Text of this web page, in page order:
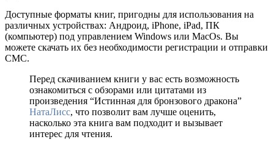
Доступные форматы книг, пригодны для использования на
различных устройствах: Андроид, iPhone, iPad, ПК
(компьютер) под управлением Windows или MacOs. Вы
можете скачать их без необходимости регистрации и отправки
СМС.
Перед скачиванием книги у вас есть возможность
ознакомиться с обзорами или цитатами из
произведения “Истинная для бронзового дракона”
НатаЛисс, что позволит вам лучше оценить,
насколько эта книга вам подходит и вызывает
интерес для чтения.